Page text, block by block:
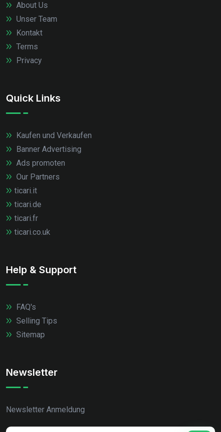
About Us
Unser Team
Kontakt
Terms
Privacy
Quick Links
Kaufen und Verkaufen
Banner Advertising
Ads promoten
Our Partners
ticari.it
ticari.de
ticari.fr
ticari.co.uk
Help & Support
FAQ's
Selling Tips
Sitemap
Newsletter
Newsletter Anmeldung